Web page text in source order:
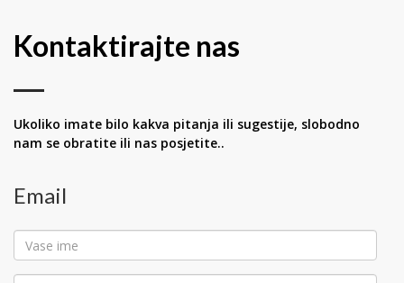
Kontaktirajte nas
Ukoliko imate bilo kakva pitanja ili sugestije, slobodno
nam se obratite ili nas posjetite..
Email